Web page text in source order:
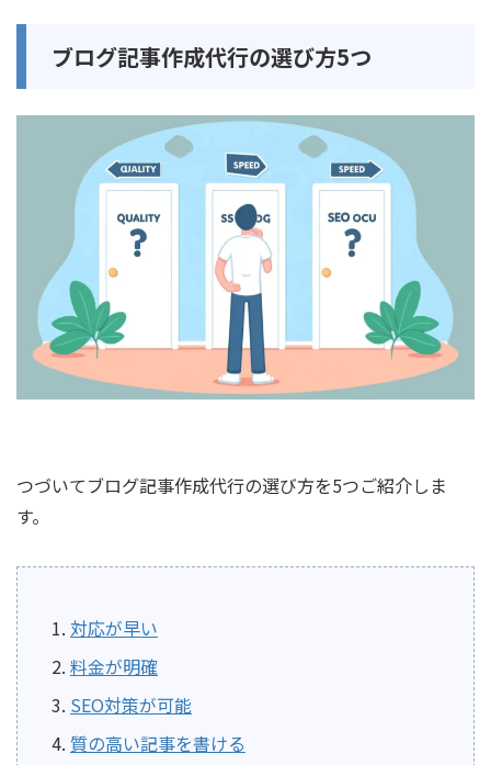
ブログ記事作成代行の選び方5つ
つづいてブログ記事作成代行の選び方を5つご紹介しま
す。
対応が早い
料金が明確
SEO対策が可能
質の高い記事を書ける